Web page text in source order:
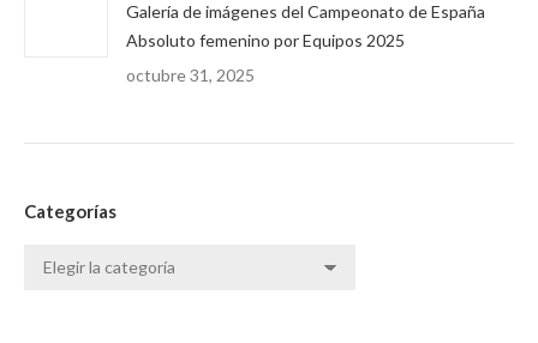
Galería de imágenes del Campeonato de España
Absoluto femenino por Equipos 2025
octubre 31, 2025
Categorías
Categorías